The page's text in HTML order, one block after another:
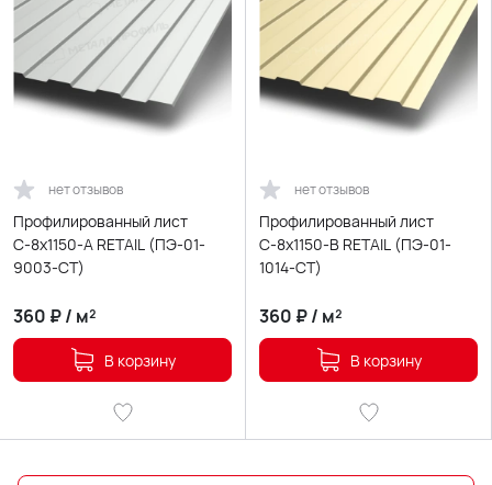
нет отзывов
Профилированный лист
С-8х1150-A RETAIL (ПЭ-01-
9003-СТ)
360 ₽/ м²
В корзину
нет отзывов
Профилированный лист
С-8х1150-B RETAIL (ПЭ-01-
1014-СТ)
360 ₽/ м²
В корзину